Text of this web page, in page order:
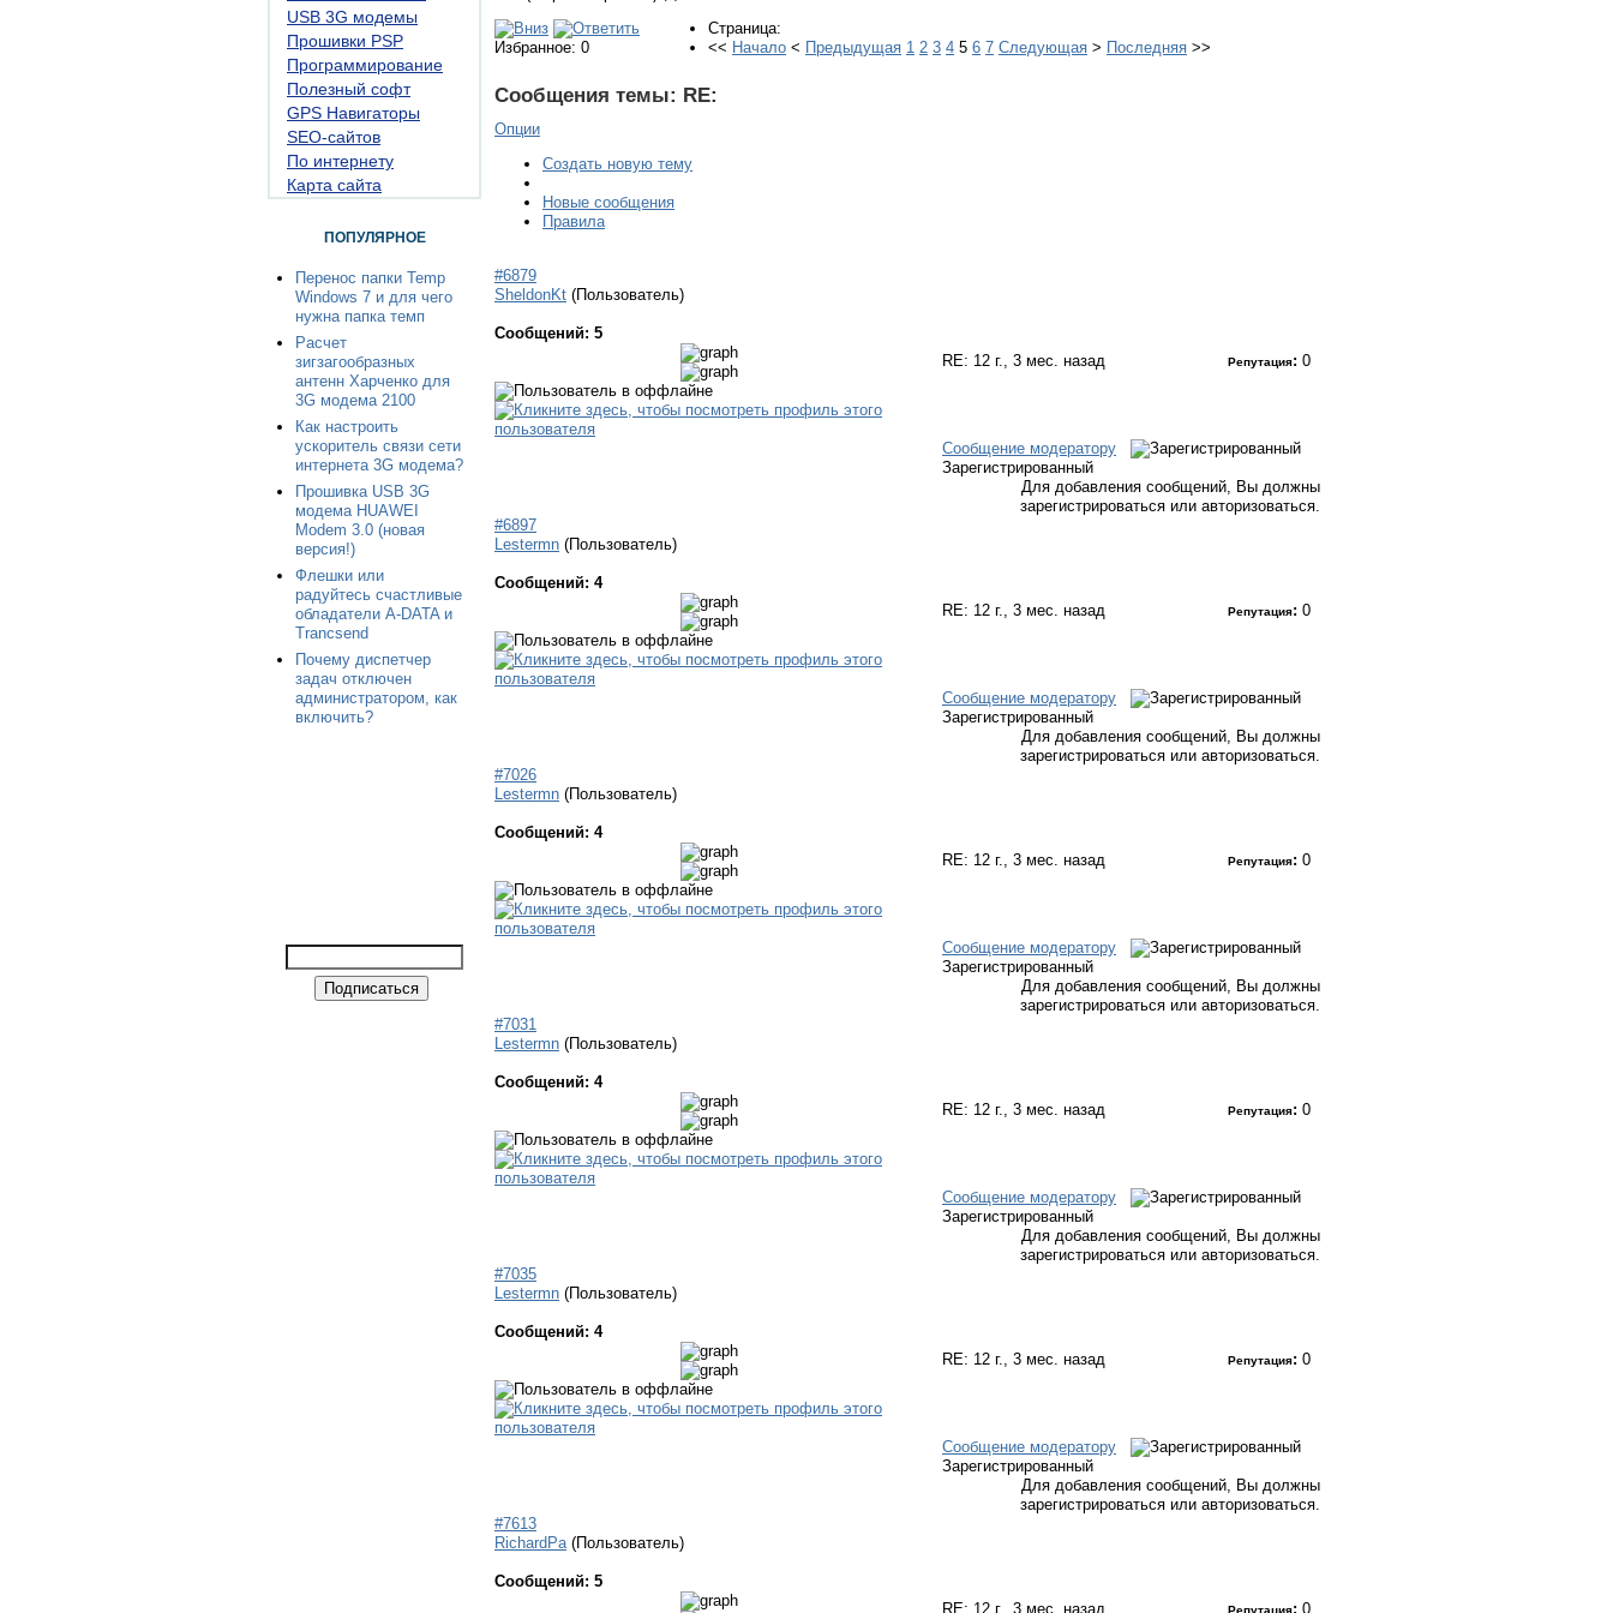
USB 3G модемы
Прошивки PSP
Программирование
Полезный софт
GPS Навигаторы
SEO-сайтов
По интернету
Карта сайта
ПОПУЛЯРНОЕ
Перенос папки Temp
Windows 7 и для чего
нужна папка темп
Расчет
зигзагообразных
антенн Харченко для
3G модема 2100
Как настроить
ускоритель связи сети
интернета 3G модема?
Прошивка USB 3G
модема HUAWEI
Modem 3.0 (новая
версия!)
Флешки или
радуйтесь счастливые
обладатели A-DATA и
Trancsend
Почему диспетчер
задач отключен
администратором, как
включить?
Избранное: 0
Страница:
<< Начало < Предыдущая 1 2 3 4 5 6 7 Следующая > Последняя >>
Сообщения темы: RE:
Опции
Создать новую тему
Новые сообщения
Правила
#6879
SheldonKt (Пользователь)
Сообщений: 5
RE: 12 г., 3 мес. назад Репутация: 0
Сообщение модератору
Зарегистрированный
Для добавления сообщений, Вы должны
зарегистрироваться или авторизоваться.
#6897
Lestermn (Пользователь)
Сообщений: 4
RE: 12 г., 3 мес. назад Репутация: 0
Сообщение модератору
Зарегистрированный
Для добавления сообщений, Вы должны
зарегистрироваться или авторизоваться.
#7026
Lestermn (Пользователь)
Сообщений: 4
RE: 12 г., 3 мес. назад Репутация: 0
Сообщение модератору
Зарегистрированный
Для добавления сообщений, Вы должны
зарегистрироваться или авторизоваться.
#7031
Lestermn (Пользователь)
Сообщений: 4
RE: 12 г., 3 мес. назад Репутация: 0
Сообщение модератору
Зарегистрированный
Для добавления сообщений, Вы должны
зарегистрироваться или авторизоваться.
#7035
Lestermn (Пользователь)
Сообщений: 4
RE: 12 г., 3 мес. назад Репутация: 0
Сообщение модератору
Зарегистрированный
Для добавления сообщений, Вы должны
зарегистрироваться или авторизоваться.
#7613
RichardPa (Пользователь)
Сообщений: 5
RE: 12 г., 3 мес. назад Репутация: 0